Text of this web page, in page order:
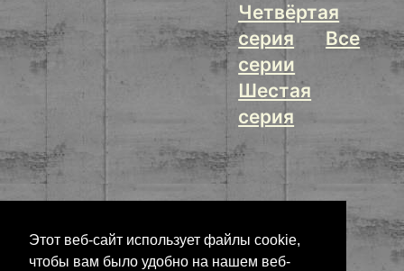
Этот веб-сайт использует файлы cookie,
чтобы вам было удобно на нашем веб-
Четвёртая
серия
Все
серии
Шестая
серия